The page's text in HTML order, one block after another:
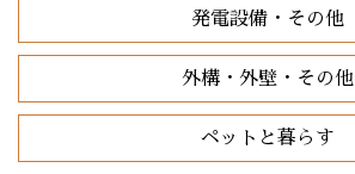
発電設備・その他
外構・外壁・その他
ペットと暮らす